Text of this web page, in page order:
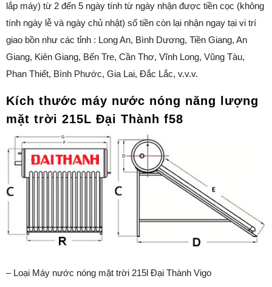
lắp máy) từ 2 đến 5 ngày tính từ ngày nhận được tiền cọc (không
tính ngày lễ và ngày chủ nhật) số tiền còn lại nhận ngay tại vi trí
giao bồn như các tỉnh : Long An, Bình Dương, Tiền Giang, An
Giang, Kiên Giang, Bến Tre, Cần Thơ, Vĩnh Long, Vũng Tàu,
Phan Thiết, Bình Phước, Gia Lai, Đắc Lắc, v.v.v.
Kích thước máy nước nóng năng lượng
mặt trời 215L Đại Thành f58
– Loại Máy nước nóng mặt trời 215l Đại Thành Vigo